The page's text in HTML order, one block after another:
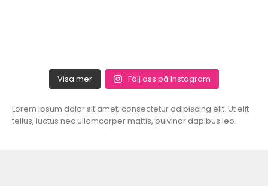
Visa mer Följ oss på Instagram
Lorem ipsum dolor sit amet, consectetur adipiscing elit. Ut elit
tellus, luctus nec ullamcorper mattis, pulvinar dapibus leo.